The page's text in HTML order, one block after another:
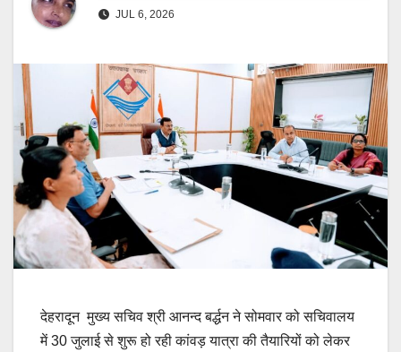
JUL 6, 2026
देहरादून मुख्य सचिव श्री आनन्द बर्द्धन ने सोमवार को सचिवालय
में 30 जुलाई से शुरू हो रही कांवड़ यात्रा की तैयारियों को लेकर